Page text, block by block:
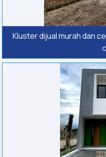
Kluster dijual murah dan